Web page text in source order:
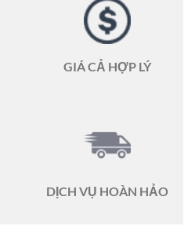
GIÁ CẢ HỢP LÝ
DỊCH VỤ HOÀN HẢO